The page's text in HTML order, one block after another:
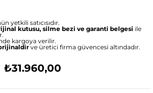
yetkili satıcısıdır.
kutusu, silme bezi ve garanti belgesi ile
kargoya verilir.
ve üretici firma güvencesi altındadır.
₺31.960,00